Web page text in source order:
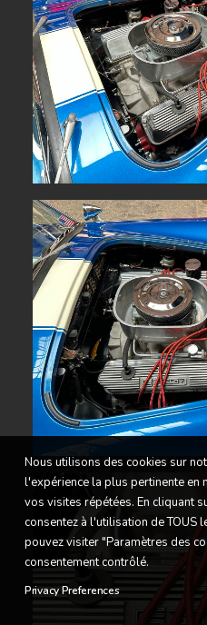
Nous utilisons des cookies sur
l'expérience la plus pertinente en
vos visites répétées. En cliquant
consentez à l'utilisation de TOUS
pouvez visiter "Paramètres des
consentement contrôlé.
Privacy Preferences